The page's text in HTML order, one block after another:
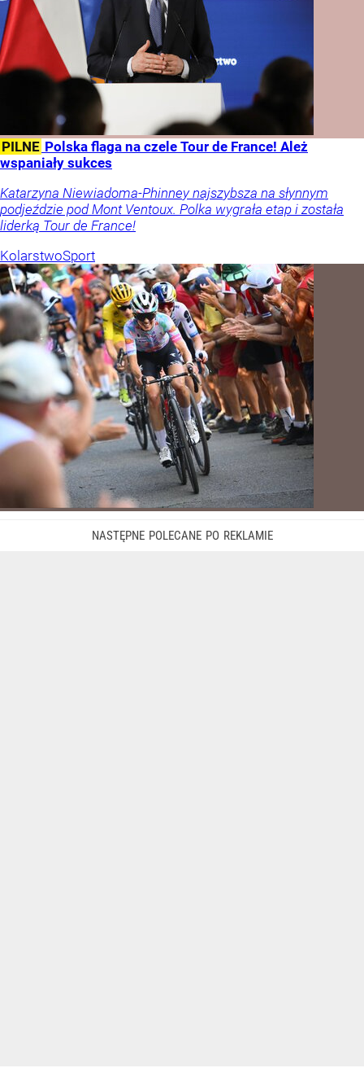
PILNE Polska flaga na czele Tour de France! Ależ
wspaniały sukces
Katarzyna Niewiadoma-Phinney najszybsza na słynnym
podjeździe pod Mont Ventoux. Polka wygrała etap i została
liderką Tour de France!
KolarstwoSport